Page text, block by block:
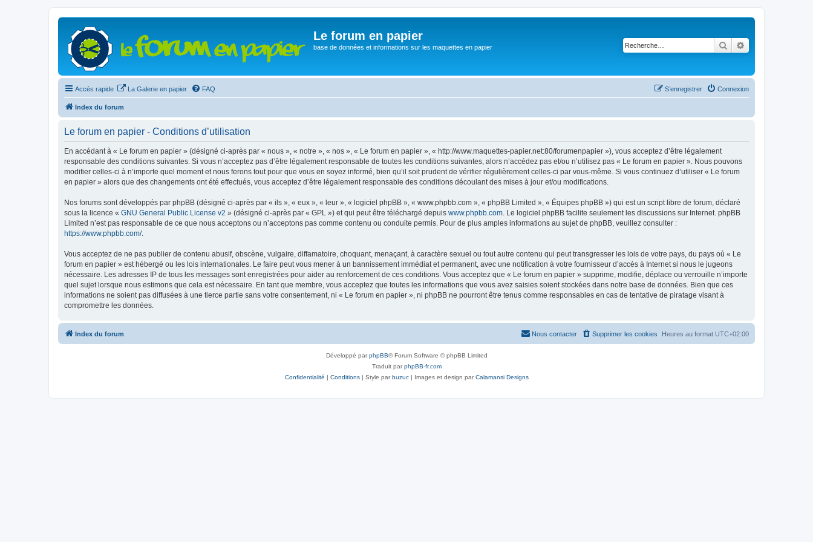
Le forum en papier
base de données et informations sur les maquettes en papier Rechercher
Accès rapide La Galerie en papier FAQ Connexion
S’enregistrer
Index du forum
Le forum en papier - Conditions d’utilisation
En accédant à « Le forum en papier » (désigné ci-après par « nous », « notre », « nos », « Le forum en papier », « http://www.maquettes-papier.net:80/forumenpapier »), vous acceptez d’être légalement
responsable des conditions suivantes. Si vous n’acceptez pas d’être légalement responsable de toutes les conditions suivantes, alors n’accédez pas et/ou n’utilisez pas « Le forum en papier ». Nous pouvons
modifier celles-ci à n’importe quel moment et nous ferons tout pour que vous en soyez informé, bien qu’il soit prudent de vérifier régulièrement celles-ci par vous-même. Si vous continuez d’utiliser « Le forum
en papier » alors que des changements ont été effectués, vous acceptez d’être légalement responsable des conditions découlant des mises à jour et/ou modifications.
Nos forums sont développés par phpBB (désigné ci-après par « ils », « eux », « leur », « logiciel phpBB », « www.phpbb.com », « phpBB Limited », « Équipes phpBB ») qui est un script libre de forum, déclaré
sous la licence « GNU General Public License v2 » (désigné ci-après par « GPL ») et qui peut être téléchargé depuis www.phpbb.com. Le logiciel phpBB facilite seulement les discussions sur Internet. phpBB
Limited n’est pas responsable de ce que nous acceptons ou n’acceptons pas comme contenu ou conduite permis. Pour de plus amples informations au sujet de phpBB, veuillez consulter :
https://www.phpbb.com/.
Vous acceptez de ne pas publier de contenu abusif, obscène, vulgaire, diffamatoire, choquant, menaçant, à caractère sexuel ou tout autre contenu qui peut transgresser les lois de votre pays, du pays où « Le
forum en papier » est hébergé ou les lois internationales. Le faire peut vous mener à un bannissement immédiat et permanent, avec une notification à votre fournisseur d’accès à Internet si nous le jugeons
nécessaire. Les adresses IP de tous les messages sont enregistrées pour aider au renforcement de ces conditions. Vous acceptez que « Le forum en papier » supprime, modifie, déplace ou verrouille n’importe
quel sujet lorsque nous estimons que cela est nécessaire. En tant que membre, vous acceptez que toutes les informations que vous avez saisies soient stockées dans notre base de données. Bien que ces
informations ne soient pas diffusées à une tierce partie sans votre consentement, ni « Le forum en papier », ni phpBB ne pourront être tenus comme responsables en cas de tentative de piratage visant à
compromettre les données.
Index du forum Heures au format UTC+02:00
Supprimer les cookies
Nous contacter
Développé parphpBB® Forum Software © phpBB Limited
Traduit parphpBB-fr.com
Confidentialité | Conditions| Style parbuzuc| Images et design parCalamansi Designs